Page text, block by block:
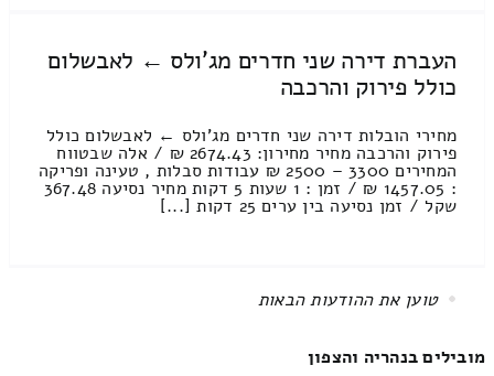
העברת דירה שני חדרים מג'ולס ← לאבשלום
כולל פירוק והרכבה
מחירי הובלות דירה שני חדרים מג'ולס ← לאבשלום כולל
פירוק והרכבה מחיר מחירון: 2674.43 ₪ / אלה שבטווח
המחירים 3300 – 2500 ₪ עבודות סבלות , טעינה ופריקה
: 1457.05 ₪ / זמן : 1 שעות 5 דקות מחיר נסיעה 367.48
שקל / זמן נסיעה בין ערים 25 דקות [...]
All items displayed.
מובילים בנהריה והצפון